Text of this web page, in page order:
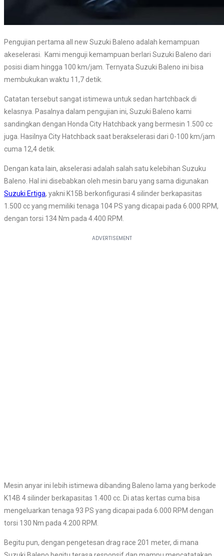
Pengujian pertama all new Suzuki Baleno adalah kemampuan
akeselerasi. Kami menguji kemampuan berlari Suzuki Baleno dari
posisi diam hingga 100 km/jam. Ternyata Suzuki Baleno ini bisa
membukukan waktu 11,7 detik.
Catatan tersebut sangat istimewa untuk sedan hartchback di
kelasnya. Pasalnya dalam pengujian ini, Suzuki Baleno kami
sandingkan dengan Honda City Hatchback yang bermesin 1.500 cc
juga. Hasilnya City Hatchback saat berakselerasi dari 0-100 km/jam
cuma 12,4 detik.
Dengan kata lain, akselerasi adalah salah satu kelebihan Suzuku
Baleno. Hal ini disebabkan oleh mesin baru yang sama digunakan
Suzuki Ertiga, yakni K15B berkonfigurasi 4 silinder berkapasitas
1.500 cc yang memiliki tenaga 104 PS yang dicapai pada 6.000 RPM,
dengan torsi 134 Nm pada 4.400 RPM.
Mesin anyar ini lebih istimewa dibanding Baleno lama yang berkode
K14B 4 silinder berkapasitas 1.400 cc. Di atas kertas cuma bisa
mengeluarkan tenaga 93 PS yang dicapai pada 6.000 RPM dengan
torsi 130 Nm pada 4.200 RPM.
Begitu pun, dengan pengetesan drag race 201 meter, di mana